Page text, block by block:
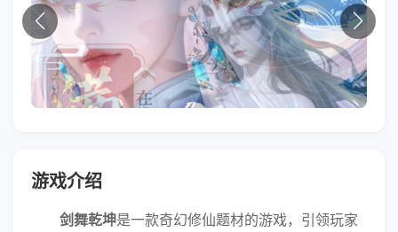
游戏介绍
剑舞乾坤是一款奇幻修仙题材的游戏，引领玩家